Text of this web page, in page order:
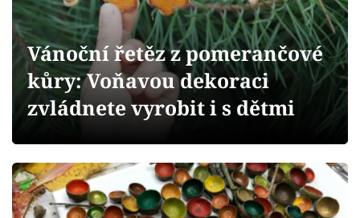
Přihlášení
Sledujte nás
Vánoční řetěz z pomerančové
kůry: Voňavou dekoraci
zvládnete vyrobit i s dětmi